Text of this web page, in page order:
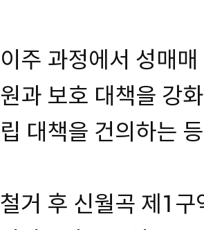
이주 과정에서 성매
원과 보호 대책을 강
립 대책을 건의하는
철거 후 신월곡 제1